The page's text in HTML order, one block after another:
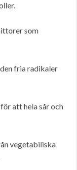
som
fria radikaler
att hela sår och
vegetabiliska